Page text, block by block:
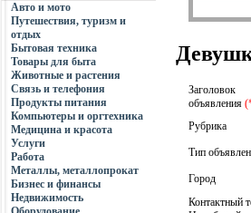
Авто и мото
Путешествия, туризм и
отдых
Бытовая техника
Товары для быта
Животные и растения
Связь и телефония
Продукты питания
Компьютеры и оргтехника
Медицина и красота
Услуги
Работа
Металлы, металлопрокат
Бизнес и финансы
Недвижимость
Заголовок
объявления
Рубрика
Тип
Город
Контактный